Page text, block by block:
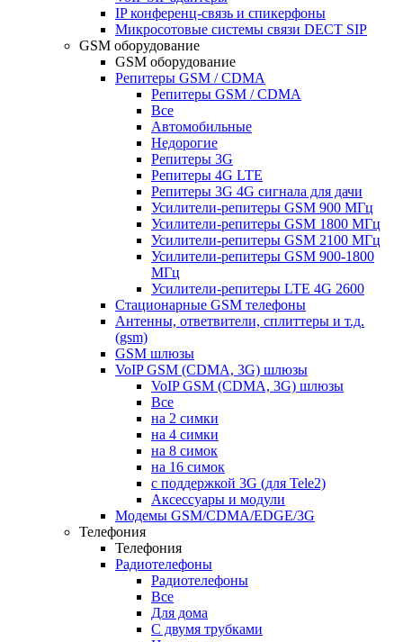
IP конференц-связь и спикерфоны
Микросотовые системы связи DECT SIP
GSM оборудование
GSM оборудование
Репитеры GSM / CDMA
Репитеры GSM / CDMA
Все
Автомобильные
Недорогие
Репитеры 3G
Репитеры 4G LTE
Репитеры 3G 4G сигнала для дачи
Усилители-репитеры GSM 900 МГц
Усилители-репитеры GSM 1800 МГц
Усилители-репитеры GSM 2100 МГц
Усилители-репитеры GSM 900-1800
МГц
Усилители-репитеры LTE 4G 2600
Стационарные GSM телефоны
Антенны, ответвители, сплиттеры и т.д.
(gsm)
GSM шлюзы
VoIP GSM (CDMA, 3G) шлюзы
VoIP GSM (CDMA, 3G) шлюзы
Все
на 2 симки
на 4 симки
на 8 симок
на 16 симок
с поддержкой 3G (для Tele2)
Аксессуары и модули
Модемы GSM/CDMA/EDGE/3G
Телефония
Телефония
Радиотелефоны
Радиотелефоны
Все
Для дома
С двумя трубками